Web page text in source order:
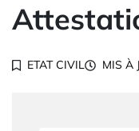
ETAT CIVIL MIS À